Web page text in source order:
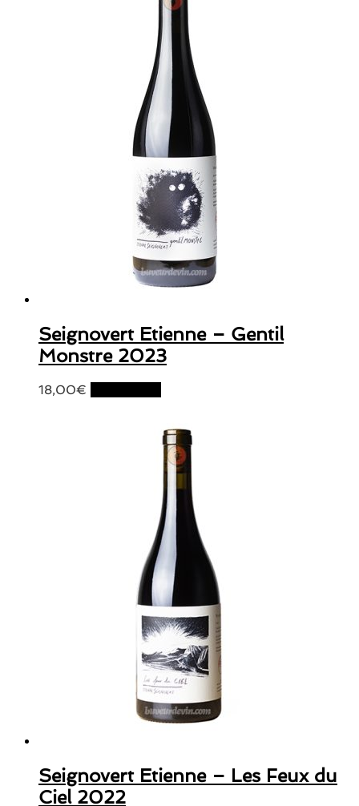
Seignovert Etienne – Gentil
Monstre 2023
18,00€
Seignovert Etienne – Les Feux du
Ciel 2022